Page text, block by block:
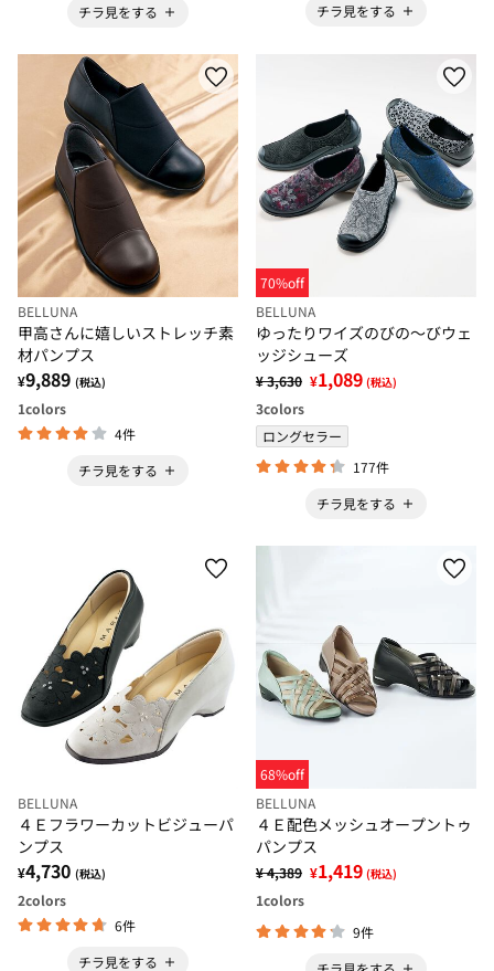
チラ見をする
チラ見をする
BELLUNA
甲高さんに嬉しいストレッチ素
材パンプス
¥9,889 (税込)
1colors
4件
チラ見をする
70%off
BELLUNA
ゆったりワイズのびの～びウェ
ッジシューズ
¥ 3,630 ¥1,089 (税込)
3colors
ロングセラー
177件
チラ見をする
BELLUNA
４Ｅフラワーカットビジューパ
ンプス
¥4,730 (税込)
2colors
6件
チラ見をする
68%off
BELLUNA
４Ｅ配色メッシュオープントゥ
パンプス
¥ 4,389 ¥1,419 (税込)
1colors
9件